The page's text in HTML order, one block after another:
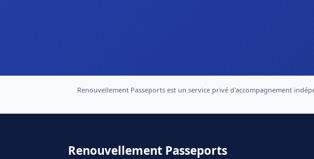
Renouvellement Passeports est un service privé d'accompagnement
Renouvellement Passeports